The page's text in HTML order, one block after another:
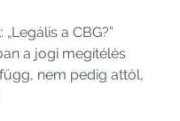
a CBG?”
a jogi megítélés
nem pedig attól,